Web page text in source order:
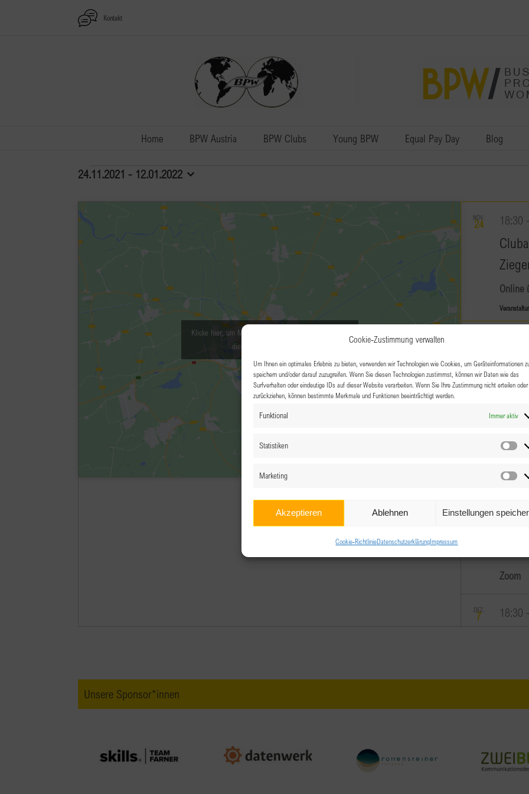
Cookie-Zustimmung verwalten
Um Ihnen ein optimales Erlebnis zu bieten, verwenden wir Technologien wie Cookies, um Geräteinformationen
speichern und/oder darauf zuzugreifen. Wenn Sie diesen Technologien zustimmst, können wir Daten wie das
Surfverhalten oder eindeutige IDs auf dieser Website verarbeiten. Wenn Sie Ihre Zustimmung nicht erteilen oder
zurückziehen, können bestimmte Merkmale und Funktionen beeinträchtigt werden.
Funktional Immer aktiv
Statistiken
Marketing
Akzeptieren Ablehnen Einstellungen
Cookie-RichtlinieDatenschutzerklärungImpressum
Kontakt
Home BPW Austria BPW Clubs Young BPW Equal Pay Day Blog
Veranstaltungen
24.11.2021 - 12.01.2022
auswählen.
Klicke hier, um Marketing-Cookies zu akzeptieren und
diesen Inhalt zu aktivieren
NOV.
24 18:30 -
Online
Blumen
18:00
Zoom
2 18:45
Zoom
DEZ.
7 18:30 -
BPW
Unsere Sponsor*innen